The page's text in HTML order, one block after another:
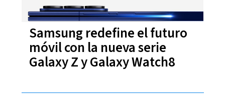
Samsung redefine el futuro
móvil con la nueva serie
Galaxy Z y Galaxy Watch8